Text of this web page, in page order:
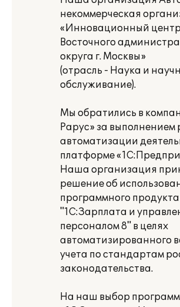
некоммерческая
«Инновационный центр
Восточного
округа г. Москвы»
(отрасль - Наука и
обслуживание).
Мы обратились в
Рарус» за выполнением
автоматизации
платформе
Наша организация
решение об
программного продукта
"1С:Зарплата и
персоналом 8" в целях
автоматизированного
учета по стандартам
законодательства.
На наш выбор